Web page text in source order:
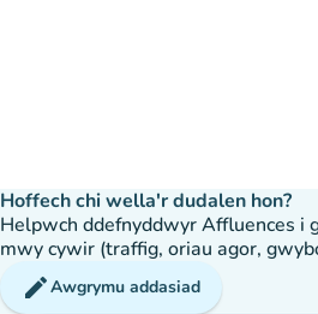
Hoffech chi wella'r dudalen hon?
Helpwch ddefnyddwyr Affluences i
mwy cywir (traffig, oriau agor,
editAwgrymu addasiad